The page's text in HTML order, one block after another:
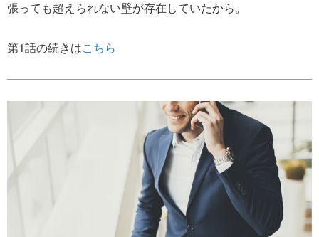
張っても超えられない壁が存在していたから。
第1話の続きはこちら